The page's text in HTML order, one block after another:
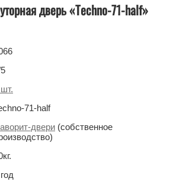
дверь «Techno-71-half»‎
шт.
71-half
двери (собственное
кг.